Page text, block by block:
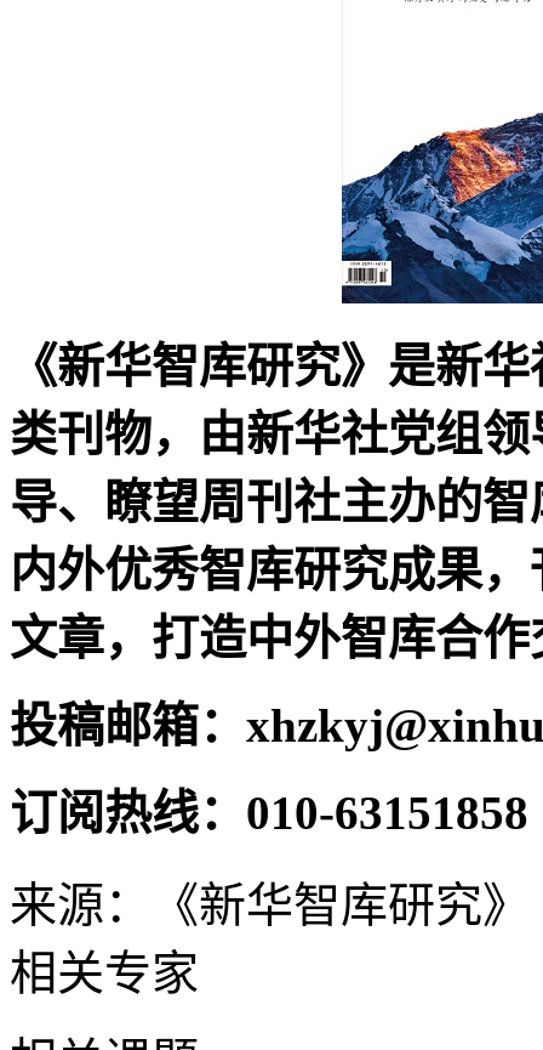
《新华智库研究》是新
类刊物，由新华社党组
导、瞭望周刊社主办的
内外优秀智库研究成果
文章，打造中外智库合
投稿邮箱：
订阅热线：010-63151858
来源：《新华智库研究》
相关专家